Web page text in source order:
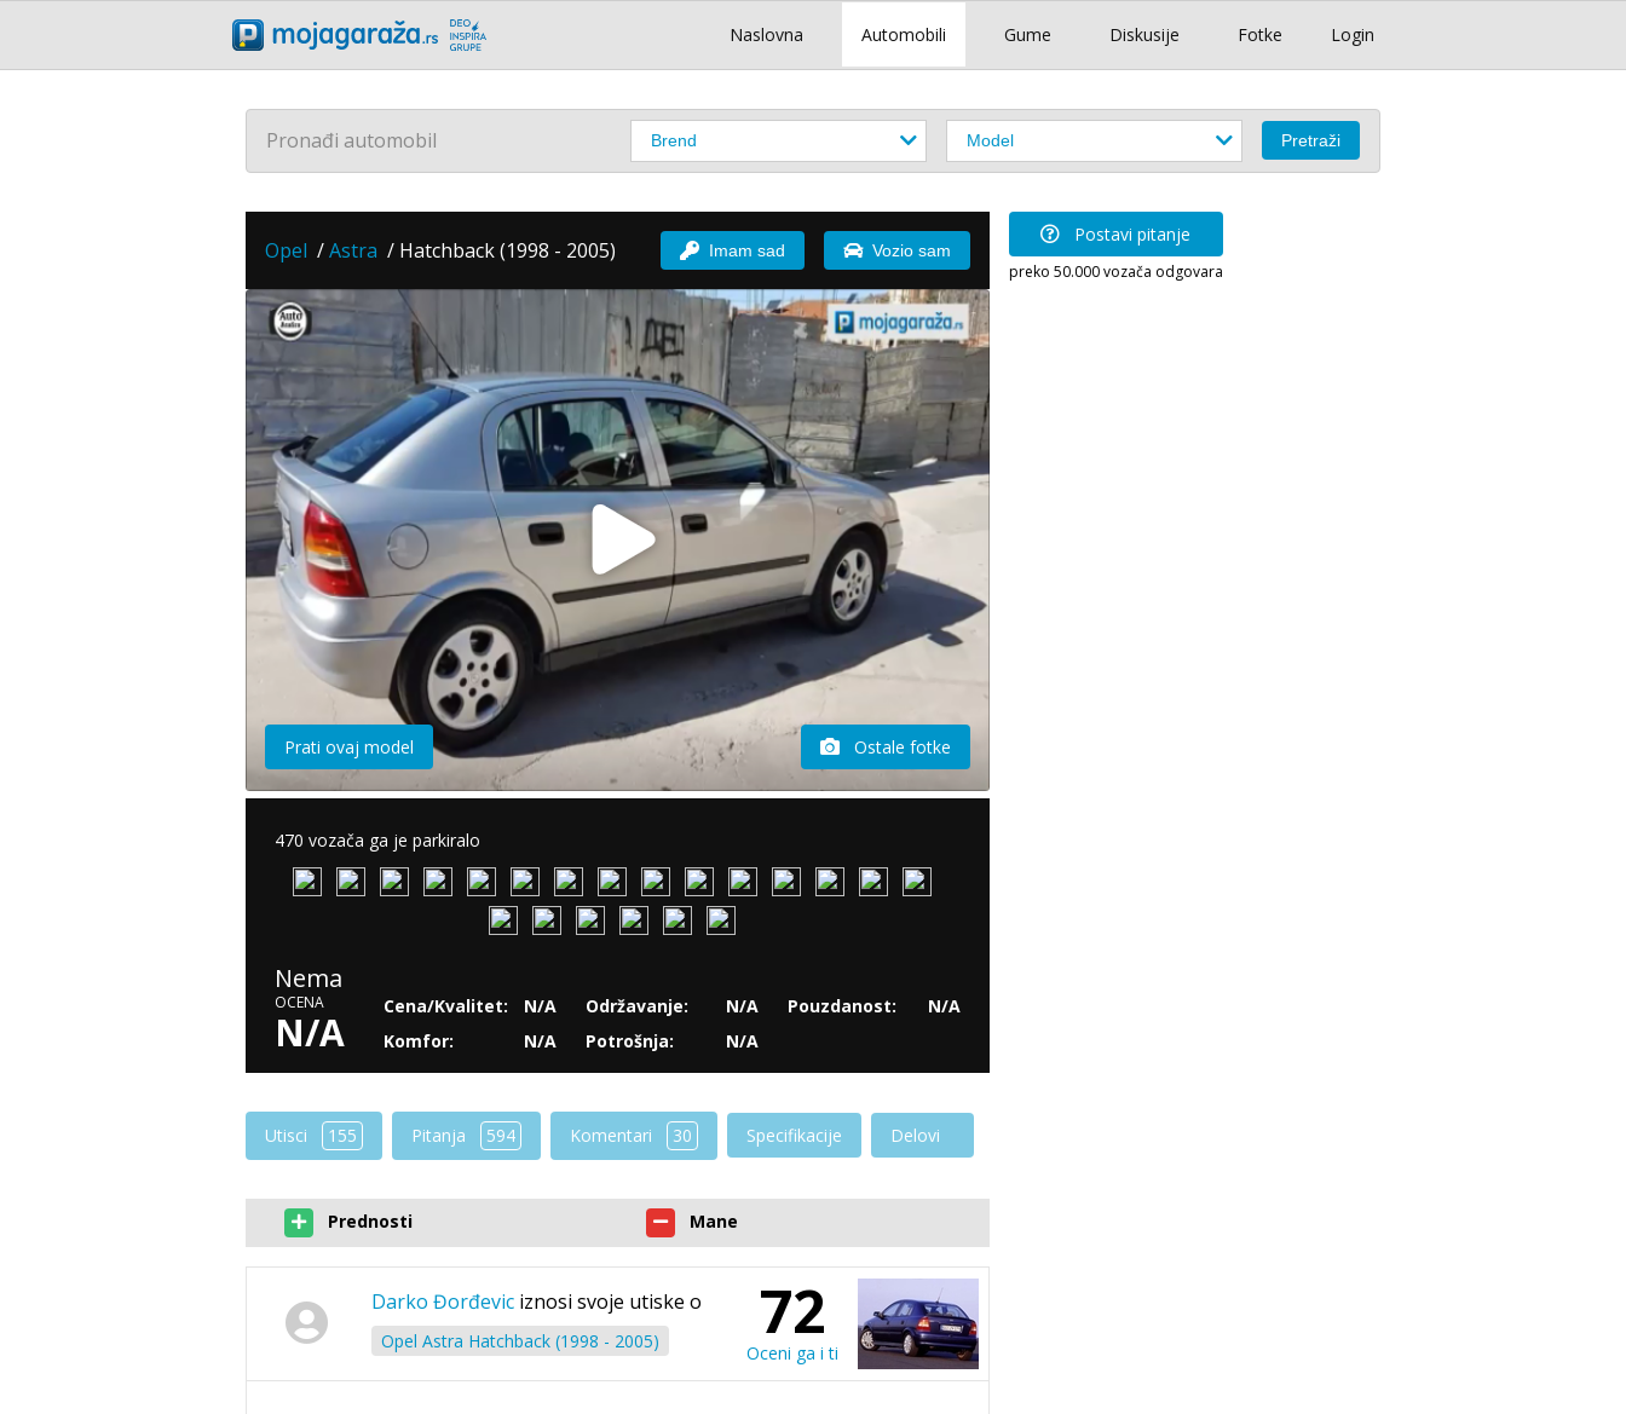
Login
Naslovna Automobili Gume Diskusije Fotke
Pronađi automobil
Opel /Astra / Hatchback (1998 - 2005) Imam sad Vozio sam
Prati ovaj model Ostale fotke
470 vozača ga je parkiralo
Nema
OCENA
N/A
Cena/Kvalitet:
N/A
Komfor:
N/A
Održavanje:
N/A
Potrošnja:
N/A
Pouzdanost: N/A
Utisci 155 Pitanja 594 Komentari 30 Specifikacije Delovi
Prednosti Mane
Darko Đorđevic iznosi svoje utiske o
Opel Astra Hatchback (1998 - 2005) 72
Oceni ga i ti
Postavi pitanje
preko 50.000 vozača odgovara